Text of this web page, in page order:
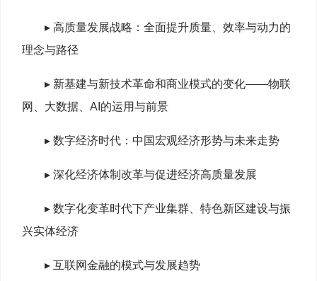
▸ 高质量发展战略：全面提升质量、效率与动力的
理念与路径
▸ 新基建与新技术革命和商业模式的变化——物联
网、大数据、AI的运用与前景
▸ 数字经济时代：中国宏观经济形势与未来走势
▸ 深化经济体制改革与促进经济高质量发展
▸ 数字化变革时代下产业集群、特色新区建设与振
兴实体经济
▸ 互联网金融的模式与发展趋势